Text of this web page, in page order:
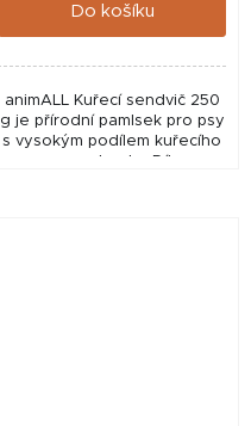
Do košíku
animALL Kuřecí sendvič 250
g je přírodní pamlsek pro psy
s vysokým podílem kuřecího
masa a tresky. Díky